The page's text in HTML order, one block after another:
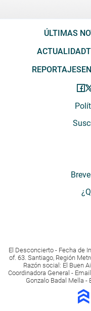
ÚLTIMAS
ACTUALIDAD
REPORTAJES
El Desconcierto - Fecha de
of. 63. Santiago, Región
Razón social: El Buen
Coordinadora General -
Gonzalo Badal Mella -